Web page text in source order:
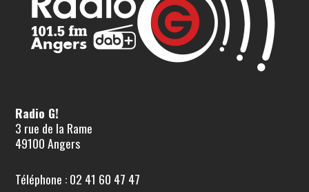
Radio G!
3 rue de la Rame
49100 Angers
Téléphone : 02 41 60 47 47